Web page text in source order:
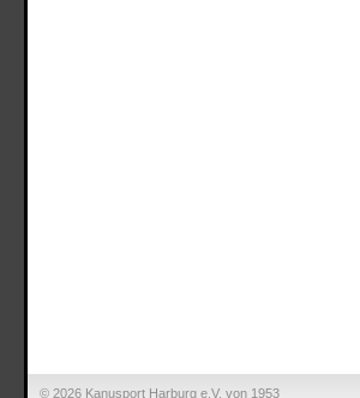
© 2026 Kanusport Harburg e.V. von 1953